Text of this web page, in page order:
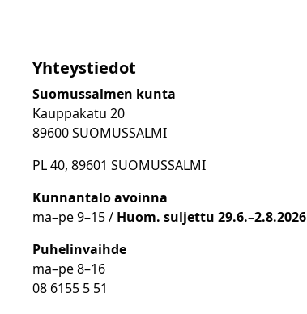
Yhteystiedot
Suomussalmen kunta
Kauppakatu 20
89600 SUOMUSSALMI
PL 40, 89601 SUOMUSSALMI
Kunnantalo avoinna
ma–pe 9–15 / Huom. suljettu 29.6.–2.8.2026
Puhelinvaihde
ma–pe 8–16
08 6155 5 51